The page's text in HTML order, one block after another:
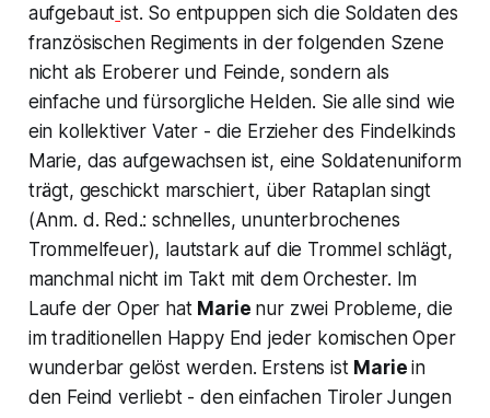
aufgebaut ist. So entpuppen sich die Soldaten des
französischen Regiments in der folgenden Szene
nicht als Eroberer und Feinde, sondern als
einfache und fürsorgliche Helden. Sie alle sind wie
ein kollektiver Vater - die Erzieher des Findelkinds
Marie, das aufgewachsen ist, eine Soldatenuniform
trägt, geschickt marschiert, über Rataplan singt
(Anm. d. Red.: schnelles, ununterbrochenes
Trommelfeuer), lautstark auf die Trommel schlägt,
manchmal nicht im Takt mit dem Orchester. Im
Laufe der Oper hat Marie nur zwei Probleme, die
im traditionellen Happy End jeder komischen Oper
wunderbar gelöst werden. Erstens ist Mariein
den Feind verliebt - den einfachen Tiroler Jungen